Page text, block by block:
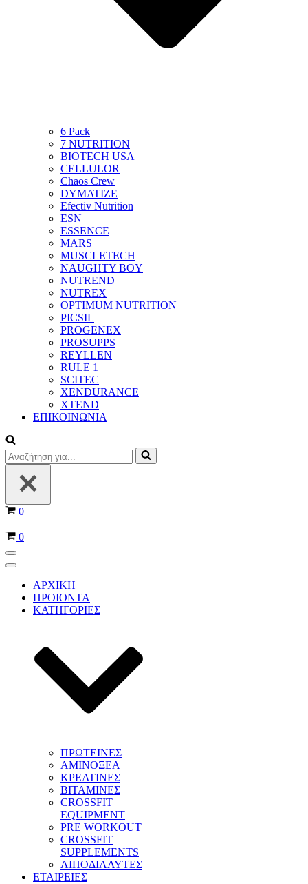
6 Pack
7 NUTRITION
BIOTECH USA
CELLULOR
Chaos Crew
DYMATIZE
Efectiv Nutrition
ESN
ESSENCE
MARS
MUSCLETECH
NAUGHTY BOY
NUTREND
NUTREX
OPTIMUM NUTRITION
PICSIL
PROGENEX
PROSUPPS
REYLLEN
RULE 1
SCITEC
XENDURANCE
XTEND
ΕΠΙΚΟΙΝΩΝΙΑ
Αναζήτηση
για...
Καλάθι
0
Καλάθι
0
Μενού
πλοήγησης
Μενού
πλοήγησης
ΑΡΧΙΚΗ
ΠΡΟΙΟΝΤΑ
ΚΑΤΗΓΟΡΙΕΣ
ΠΡΩΤΕΙΝΕΣ
ΑΜΙΝΟΞΕΑ
ΚΡΕΑΤΙΝΕΣ
ΒΙΤΑΜΙΝΕΣ
CROSSFIT
EQUIPMENT
PRE WORKOUT
CROSSFIT
SUPPLEMENTS
ΛΙΠΟΔΙΑΛΥΤΕΣ
ΕΤΑΙΡΕΙΕΣ